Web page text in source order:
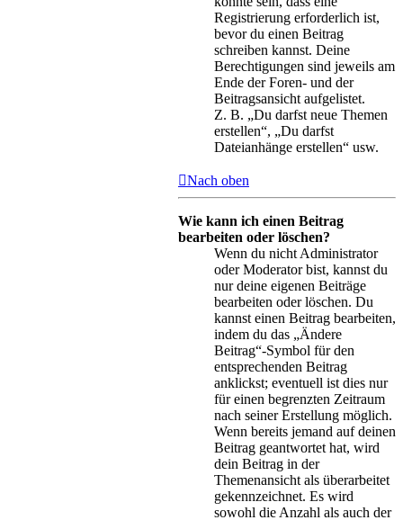
Registrierung erforderlich ist,
bevor du einen Beitrag
schreiben kannst. Deine
Berechtigungen sind jeweils am
Ende der Foren- und der
Beitragsansicht aufgelistet.
Z. B. „Du darfst neue Themen
erstellen“, „Du darfst
Dateianhänge erstellen“ usw.
Nach oben
Wie kann ich einen Beitrag
bearbeiten oder löschen?
Wenn du nicht Administrator
oder Moderator bist, kannst du
nur deine eigenen Beiträge
bearbeiten oder löschen. Du
kannst einen Beitrag bearbeiten,
indem du das „Ändere
Beitrag“-Symbol für den
entsprechenden Beitrag
anklickst; eventuell ist dies nur
für einen begrenzten Zeitraum
nach seiner Erstellung möglich.
Wenn bereits jemand auf deinen
Beitrag geantwortet hat, wird
dein Beitrag in der
Themenansicht als überarbeitet
gekennzeichnet. Es wird
sowohl die Anzahl als auch der